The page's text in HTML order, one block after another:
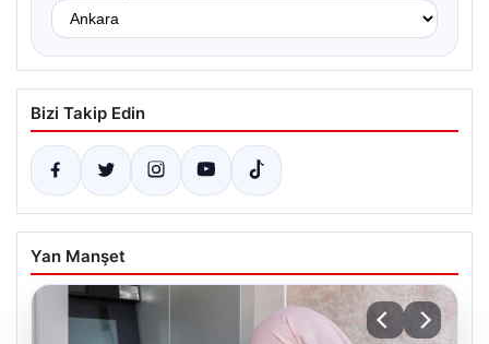
Bizi Takip Edin
Yan Manşet